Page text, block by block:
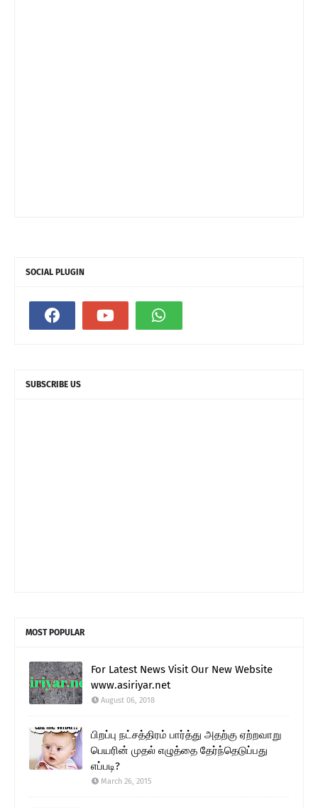
SOCIAL PLUGIN
SUBSCRIBE US
MOST POPULAR
For Latest News Visit Our New Website
www.asiriyar.net
August 06, 2018
பிறப்பு நட்சத்திரம் பார்த்து அதற்கு ஏற்றவாறு
பெயரின் முதல் எழுத்தை தேர்ந்தெடுப்பது
எப்படி?
March 26, 2015